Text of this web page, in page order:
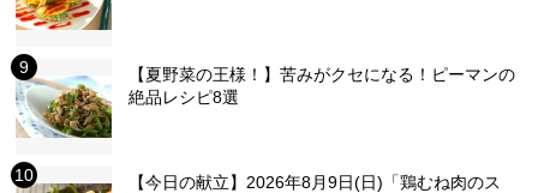
【夏野菜の王様！】苦みがクセになる！ピーマンの
絶品レシピ8選
【今日の献立】2026年8月9日(日)「鶏むね肉のス